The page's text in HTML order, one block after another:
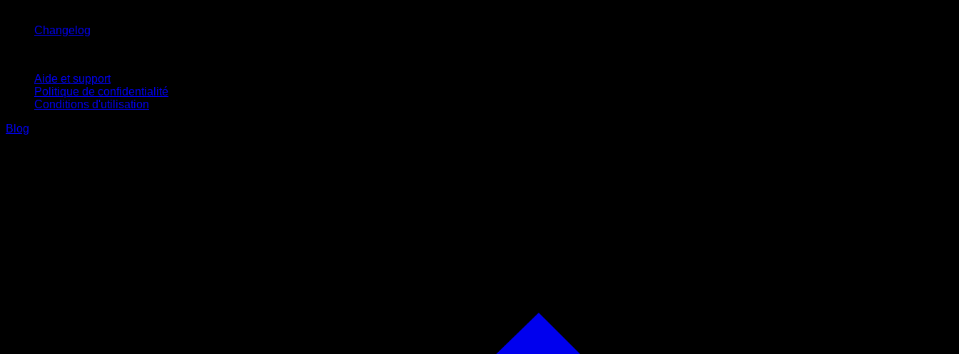
Changelog
Aide et support
Politique de confidentialité
Conditions d'utilisation
Blog